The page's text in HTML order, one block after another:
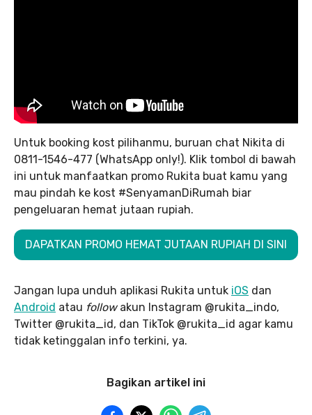
Untuk booking kost pilihanmu, buruan chat Nikita di
0811-1546-477 (WhatsApp only!). Klik tombol di bawah
ini untuk manfaatkan promo Rukita buat kamu yang
mau pindah ke kost #SenyamanDiRumah biar
pengeluaran hemat jutaan rupiah.
DAPATKAN PROMO HEMAT JUTAAN RUPIAH DI SINI
Jangan lupa unduh aplikasi Rukita untuk iOS dan
Android atau followakun Instagram @rukita_indo,
Twitter @rukita_id, dan TikTok @rukita_id agar kamu
tidak ketinggalan info terkini, ya.
Bagikan artikel ini